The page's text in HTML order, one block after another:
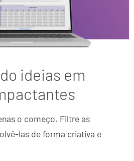
ideias em
o começo. Filtre as
las de forma criativa e